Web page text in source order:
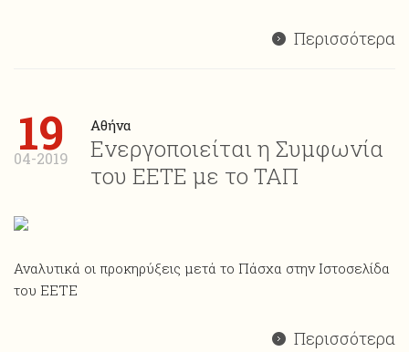
Περισσότερα
19
04-2019
Αθήνα
Ενεργοποιείται η Συμφωνία
του ΕΕΤΕ με το ΤΑΠ
Αναλυτικά οι προκηρύξεις μετά το Πάσχα στην Ιστοσελίδα
του ΕΕΤΕ
Περισσότερα